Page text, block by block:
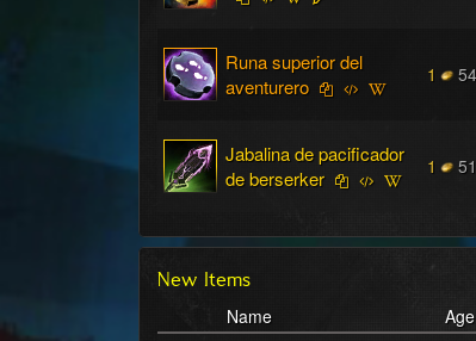
Runa superior del
aventurero
1 54
Jabalina de pacificador
de berserker
1 51
New Items
Name Age